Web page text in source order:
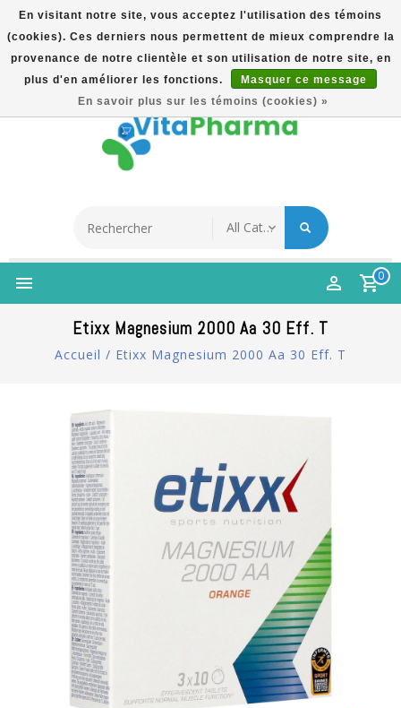
5% Korting Na Aanmelding Op Nieuwsbrief | Gratis
Verzending Vanaf €49 | Online Sinds 2007
Français
0
Etixx Magnesium 2000 Aa 30 Eff. T
Accueil / Etixx Magnesium 2000 Aa 30 Eff. T
En visitant notre site, vous acceptez l'utilisation des témoins
(cookies). Ces derniers nous permettent de mieux comprendre la
provenance de notre clientèle et son utilisation de notre site, en
plus d'en améliorer les fonctions.
Masquer ce message
En savoir plus sur les témoins (cookies) »